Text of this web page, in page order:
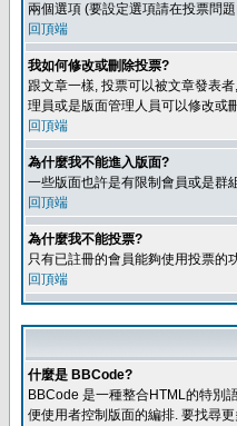
兩個選項 (要設定選項請在投票問
回頂端
我如何修改或刪除投票?
跟文章一樣, 投票可以被文章發表
理員或是版面管理人員可以修改或
回頂端
為什麼我不能進入版面?
一些版面也許是有限制會員或是群
回頂端
為什麼我不能投票?
只有已註冊的會員能夠使用投票的
回頂端
什麼是 BBCode?
BBCode 是一種整合HTML的特別
便使用者控制版面的編排. 要找尋